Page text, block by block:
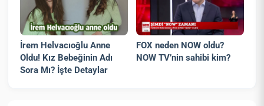
İrem Helvacıoğlu Anne
Oldu! Kız Bebeğinin Adı
Sora Mı? İşte Detaylar
FOX neden NOW oldu?
NOW TV’nin sahibi kim?